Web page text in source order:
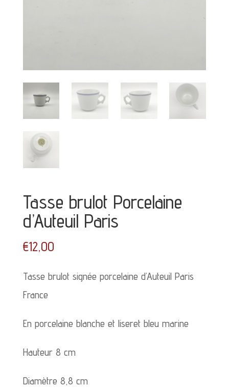
Tasse brulot Porcelaine
d’Auteuil Paris
€12,00
Tasse brulot signée porcelaine d’Auteuil Paris
France
En porcelaine blanche et liseret bleu marine
Hauteur 8 cm
Diamètre 8,8 cm